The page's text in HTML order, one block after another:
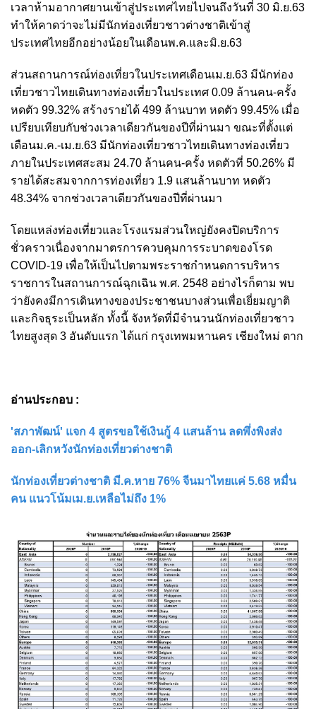
เวลาห้ามอากาศยานเข้าสู่ประเทศไทยไปจนถึงวันที่ 30 มิ.ย.63
ทำให้คาดว่าจะไม่มีนักท่องเที่ยวชาวต่างชาติเข้าสู่
ประเทศไทยอีกอย่างน้อยในเดือนพ.ค.และมิ.ย.63
ส่วนสถานการณ์ท่องเที่ยวในประเทศเดือนเม.ย.63 มีนักท่อง
เที่ยวชาวไทยเดินทางท่องเที่ยวในประเทศ 0.09 ล้านคน-ครั้ง
หดตัว 99.32% สร้างรายได้ 499 ล้านบาท หดตัว 99.45% เมื่อ
เปรียบเทียบกับช่วงเวลาเดียวกันของปีที่ผ่านมา ขณะที่ตั้งแต่
เดือนม.ค.-เม.ย.63 มีนักท่องเที่ยวชาวไทยเดินทางท่องเที่ยว
ภายในประเทศสะสม 24.70 ล้านคน-ครั้ง หดตัวที่ 50.26% มี
รายได้สะสมจากการท่องเที่ยว 1.9 แสนล้านบาท หดตัว
48.34% จากช่วงเวลาเดียวกันของปีที่ผ่านมา
โดยแหล่งท่องเที่ยวและโรงแรมส่วนใหญ่ยังคงปิดบริการ
ชั่วคราวเนื่องจากมาตรการควบคุมการระบาดของโรด
COVID-19 เพื่อให้เป็นไปตามพระราชกำหนดการบริหาร
ราชการในสถานการณ์ฉุกเฉิน พ.ศ. 2548 อย่างไรก็ตาม พบ
ว่ายังคงมีการเดินทางของประชาชนบางส่วนเพื่อเยี่ยมญาติ
และกิจธุระเป็นหลัก ทั้งนี้ จังหวัดที่มีจำนวนนักท่องเที่ยวชาว
ไทยสูงสุด 3 อันดับแรก ได้แก่ กรุงเทพมหานคร เชียงใหม่ ตาก
อ่านประกอบ :
'สภาพัฒน์' แจก 4 สูตรขอใช้เงินกู้ 4 แสนล้าน ลดพึ่งพิงส่ง
ออก-เลิกหวังนักท่องเที่ยวต่างชาติ
นักท่องเที่ยวต่างชาติ มี.ค.หาย 76% จีนมาไทยแค่ 5.68 หมื่น
คน แนวโน้มเม.ย.เหลือไม่ถึง 1%